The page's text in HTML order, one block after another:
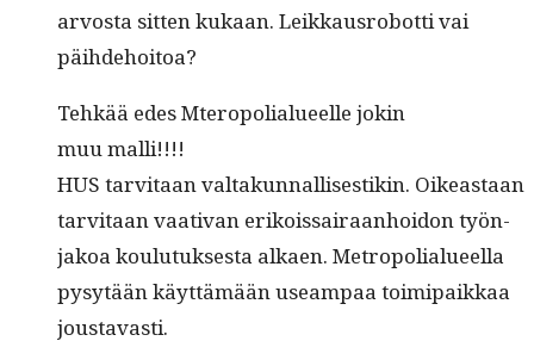
arvos­ta sit­ten kukaan. Leikkaus­ro­bot­ti vai
päihdehoitoa?
Tehkää edes Mteropo­lialueelle jokin
muu malli!!!!
HUS tarvi­taan val­takun­nal­lis­es­tikin. Oikeas­t­aan
tarvi­taan vaa­ti­van erikois­sairaan­hoidon työn­
jakoa koulu­tuk­ses­ta alka­en. Metropo­lialueel­la
pysytään käyt­tämään use­am­paa toimi­paikkaa
joustavasti.